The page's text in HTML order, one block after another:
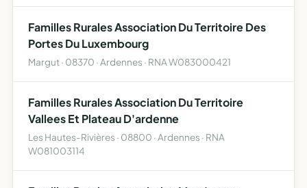
Familles Rurales Association Du Territoire Des
Portes Du Luxembourg
Margut · 08370 · Ardennes · RNA W083000421
Familles Rurales Association Du Territoire
Vallees Et Plateau D'ardenne
Les Hautes-Rivières · 08800 · Ardennes · RNA
W081003114